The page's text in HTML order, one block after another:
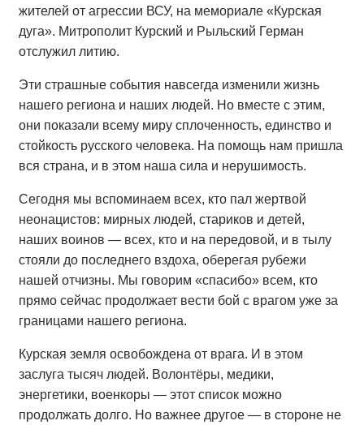
жителей от агрессии ВСУ, на мемориале «Курская
дуга». Митрополит Курский и Рыльский Герман
отслужил литию.
Эти страшные события навсегда изменили жизнь
нашего региона и наших людей. Но вместе с этим,
они показали всему миру сплоченность, единство и
стойкость русского человека. На помощь нам пришла
вся страна, и в этом наша сила и нерушимость.
Сегодня мы вспоминаем всех, кто пал жертвой
неонацистов: мирных людей, стариков и детей,
наших воинов — всех, кто и на передовой, и в тылу
стояли до последнего вздоха, оберегая рубежи
нашей отчизны. Мы говорим «спасибо» всем, кто
прямо сейчас продолжает вести бой с врагом уже за
границами нашего региона.
Курская земля освобождена от врага. И в этом
заслуга тысяч людей. Волонтёры, медики,
энергетики, военкоры — этот список можно
продолжать долго. Но важнее другое — в стороне не